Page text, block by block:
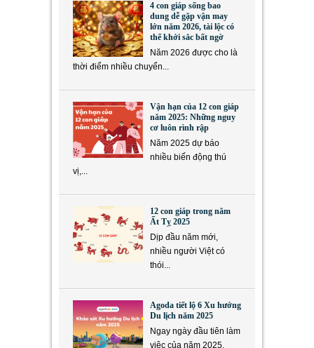
4 con giáp sống bao
dung dễ gặp vận may
lớn năm 2026, tài lộc có
thể khởi sắc bất ngờ
Năm 2026 được cho là
thời điểm nhiều chuyển...
Vận hạn của 12 con giáp
năm 2025: Những nguy
cơ luôn rình rập
Năm 2025 dự báo
nhiều biến động thú
vị,...
12 con giáp trong năm
Ất Tỵ 2025
Dịp đầu năm mới,
nhiều người Việt có
thói...
Agoda tiết lộ 6 Xu hướng
Du lịch năm 2025
Ngay ngày đầu tiên làm
việc của năm 2025,